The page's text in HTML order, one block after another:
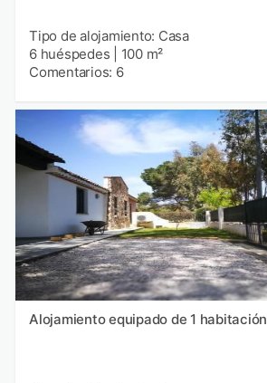
Tipo de alojamiento: Casa
6 huéspedes
100 m²
Comentarios: 6
Alojamiento equipado de 1 habitación